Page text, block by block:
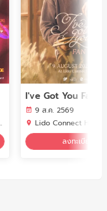
I've Got You
9 ส.ค. 2569
Lido Connect Hall 2
ลงทะเบียน